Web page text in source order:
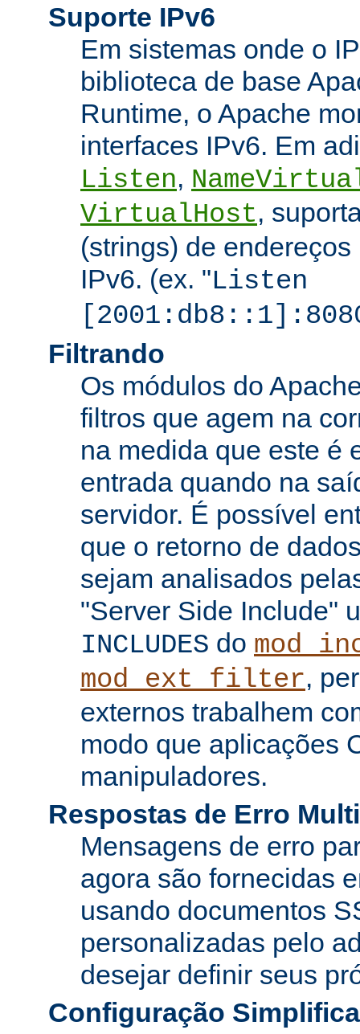
Suporte IPv6
Em sistemas onde o
biblioteca de base
Runtime, o Apache
interfaces IPv6. Em
Listen,
VirtualHost,
(strings) de
IPv6. (ex. "Listen
Filtrando
Os módulos do
filtros que agem na
na medida que este é
entrada quando na
servidor. É possível
que o retorno de
sejam analisados
"Server Side Include"
INCLUDES do
mod_ext_filter,
externos trabalhem
modo que aplicações
manipuladores.
Respostas de Erro
Mensagens de erro
agora são fornecidas
usando documentos
personalizadas pelo
desejar definir seus
Configuração